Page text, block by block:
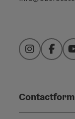
Instagram